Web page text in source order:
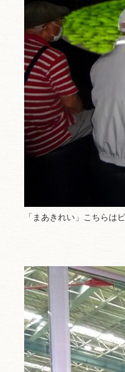
「まあきれい」こちら